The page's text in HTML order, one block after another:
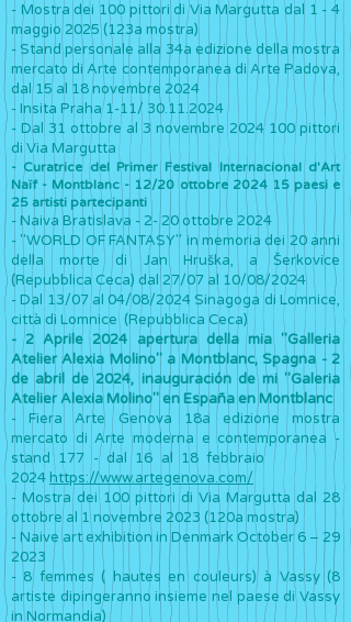
- Mostra dei 100 pittori di Via Margutta dal 1 - 4
maggio 2025 (123a mostra)
- Stand personale alla 34a edizione della mostra
mercato di Arte contemporanea di Arte Padova,
dal 15 al 18 novembre 2024
- Insita Praha 1-11/ 30.11.2024
- Dal 31 ottobre al 3 novembre 2024 100pittori
di Via Margutta
- Curatrice del Primer Festival Internacional d'Art
Naïf - Montblanc - 12/20 ottobre 2024 15 paesi e
25 artisti partecipanti
- Naiva Bratislava - 2- 20 ottobre 2024
- "WORLD OF FANTASY" in memoria dei 20 anni
della morte di Jan Hruška, a Šerkovice
(Repubblica Ceca) dal 27/07 al 10/08/2024
- Dal 13/07 al 04/08/2024 Sinagoga di Lomnice,
città di Lomnice (Repubblica Ceca)
- 2 Aprile 2024 apertura della mia "Galleria
Atelier Alexia Molino" a Montblanc, Spagna - 2
de abril de 2024, inauguración de mi "Galeria
Atelier Alexia Molino" en España en Montblanc
- Fiera Arte Genova 18a edizione mostra
mercato di Arte moderna e contemporanea -
stand 177 - dal 16 al 18 febbraio
2024 https://www.artegenova.com/
- Mostra dei 100 pittori di Via Margutta dal 28
ottobre al 1 novembre 2023 (120a mostra)
- Naive art exhibition in Denmark October 6 – 29
2023
- 8 femmes ( hautes en couleurs) à Vassy (8
artiste dipingeranno insieme nel paese di Vassy
in Normandia)